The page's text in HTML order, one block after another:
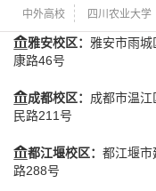
中外高校 四川农业大学
雅安校区： 雅安市雨城
康路46号
成都校区： 成都市温江
民路211号
都江堰校区： 都江堰市
路288号